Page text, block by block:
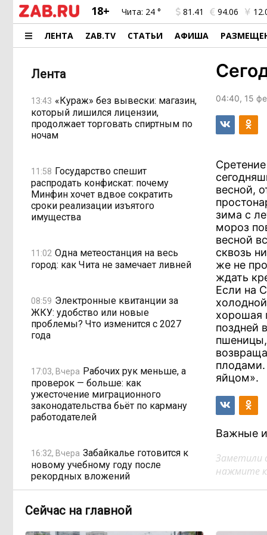
18+ Чита: 24 ° 81.41 94.06
ЛЕНТА ZAB.TV СТАТЬИ АФИША
Лента
13:43 «Кураж» без вывески: магазин,
который лишился лицензии,
продолжает торговать спиртным по
ночам
11:58 Государство спешит
распродать конфискат: почему
Минфин хочет вдвое сократить
сроки реализации изъятого
имущества
11:02 Одна метеостанция на весь
город: как Чита не замечает ливней
08:59 Электронные квитанции за
ЖКУ: удобство или новые
проблемы? Что изменится с 2027
года
17:03, Вчера Рабочих рук меньше, а
проверок — больше: как
ужесточение миграционного
законодательства бьёт по карману
работодателей
16:32, Вчера Забайкалье готовится к
новому учебному году после
рекордных вложений
14:40, Вчера
Как в Забайкалье
04:40, 15
весной,
зима с
мороз
весной
сквозь
же не
ждать
Если на
хорошая
поздней
яйцом».
Важные
Заметили
нажмите
Сейчас на главной